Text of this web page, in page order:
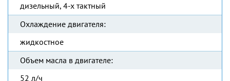
дизельный, 4-х тактный
Охлаждение двигателя:
жидкостное
Объем масла в двигателе:
52 л/ч